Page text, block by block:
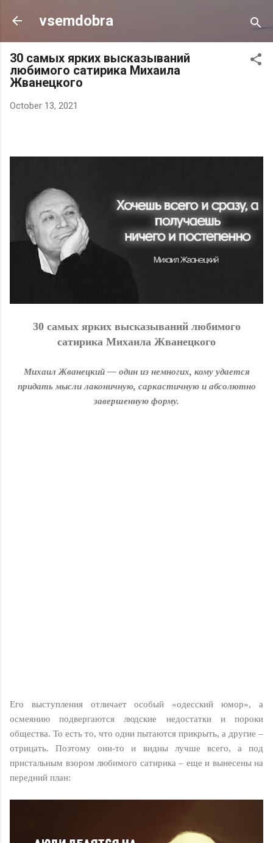
Skip to main content
vsemdobra
30 cамых ярких высказываний
любимого сатирика Михаила
Жванецкого
October 13, 2021
30 cамых ярких высказываний любимого
сатирика Михаила Жванецкого
Михаил Жванецкий — один из немногих, кому удается
придать мысли лаконичную, саркастичную и абсолютно
завершенную форму.
Его выступления отличает особый «одесский юмор», а
осмеянию подвергаются людские недостатки и пороки
общества. То есть то, что одни пытаются прикрыть, а другие –
отрицать. Поэтому они-то и видны лучше всего, а под
пристальным взором любимого сатирика – еще и вынесены на
передний план: